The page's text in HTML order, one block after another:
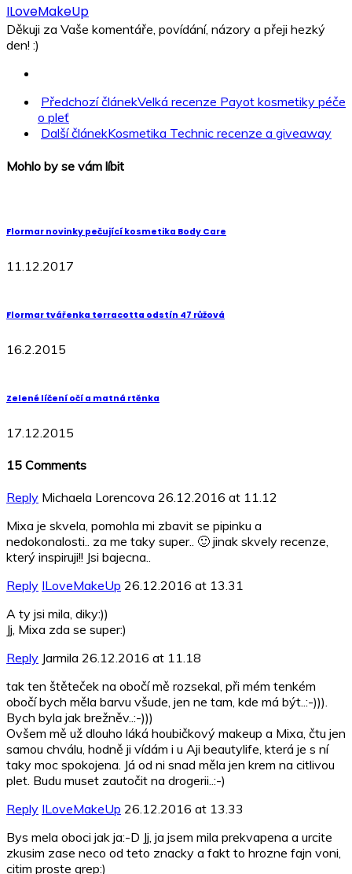
ILoveMakeUp
Děkuji za Vaše komentáře, povídání, názory a přeji hezký
den! :)
Předchozí článekVelká recenze Payot kosmetiky péče
o pleť
Další článekKosmetika Technic recenze a giveaway
Mohlo by se vám líbit
Flormar novinky pečující kosmetika Body Care
11.12.2017
Flormar tvářenka terracotta odstín 47 růžová
16.2.2015
Zelené líčení očí a matná rtěnka
17.12.2015
15 Comments
Reply Michaela Lorencova 26.12.2016 at 11.12
Mixa je skvela, pomohla mi zbavit se pipinku a
nedokonalosti.. za me taky super.. 🙂 jinak skvely recenze,
který inspiruji!! Jsi bajecna..
Reply ILoveMakeUp 26.12.2016 at 13.31
A ty jsi mila, diky:))
Jj, Mixa zda se super:)
Reply Jarmila 26.12.2016 at 11.18
tak ten štěteček na obočí mě rozsekal, při mém tenkém
obočí bych měla barvu všude, jen ne tam, kde má být..:-))).
Bych byla jak brežněv..:-)))
Ovšem mě už dlouho láká houbičkový makeup a Mixa, čtu jen
samou chválu, hodně ji vídám i u Aji beautylife, která je s ní
taky moc spokojena. Já od ni snad měla jen krem na citlivou
plet. Budu muset zautočit na drogerii..:-)
Reply ILoveMakeUp 26.12.2016 at 13.33
Bys mela oboci jak ja:-D Jj, ja jsem mila prekvapena a urcite
zkusim zase neco od teto znacky a fakt to hrozne fajn voni,
citim proste grep:)